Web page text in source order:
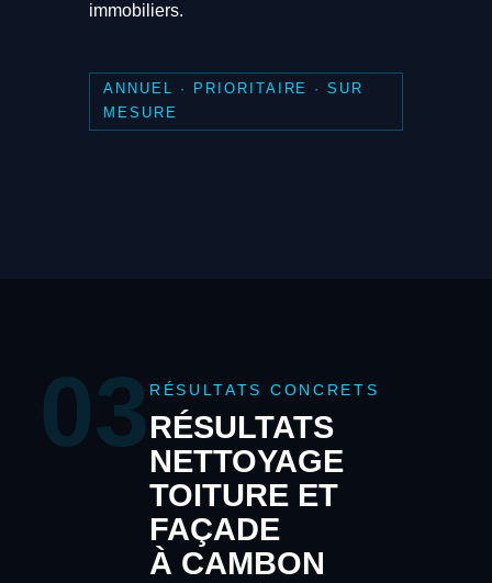
immobiliers.
ANNUEL · PRIORITAIRE · SUR
MESURE
03 RÉSULTATS CONCRETS
RÉSULTATS
NETTOYAGE
TOITURE ET
FAÇADE
À CAMBON